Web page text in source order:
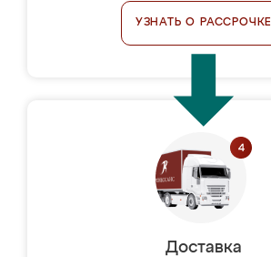
УЗНАТЬ О РАССРОЧКЕ
Доставка